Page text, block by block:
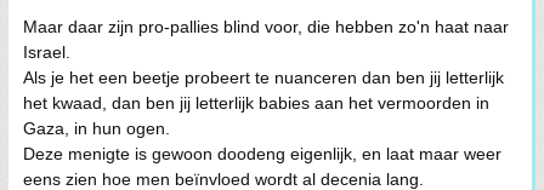
Maar daar zijn pro-pallies blind voor, die hebben zo'n haat naar
Israel.
Als je het een beetje probeert te nuanceren dan ben jij letterlijk
het kwaad, dan ben jij letterlijk babies aan het vermoorden in
Gaza, in hun ogen.
Deze menigte is gewoon doodeng eigenlijk, en laat maar weer
eens zien hoe men beïnvloed wordt al decenia lang.